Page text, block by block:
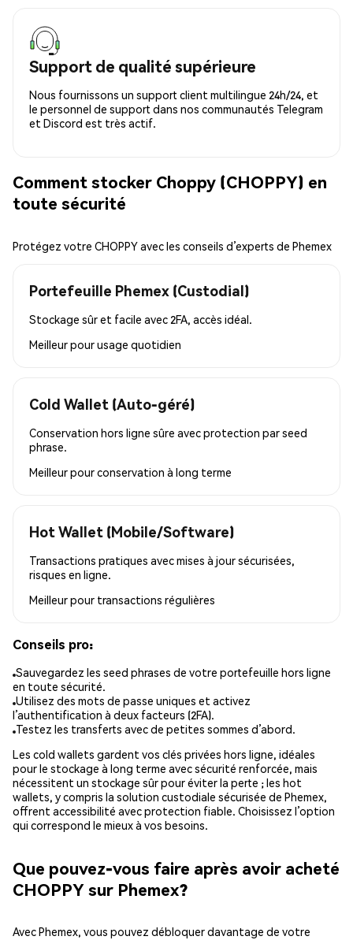
Support de qualité supérieure
Nous fournissons un support client multilingue 24h/24, et
le personnel de support dans nos communautés Telegram
et Discord est très actif.
Comment stocker Choppy (CHOPPY) en
toute sécurité
Protégez votre CHOPPY avec les conseils d’experts de Phemex
Portefeuille Phemex (Custodial)
Stockage sûr et facile avec 2FA, accès idéal.
Meilleur pourusage quotidien
Cold Wallet (Auto-géré)
Conservation hors ligne sûre avec protection par seed
phrase.
Meilleur pourconservation à long terme
Hot Wallet (Mobile/Software)
Transactions pratiques avec mises à jour sécurisées,
risques en ligne.
Meilleur pour transactions régulières
Conseils pro:
Sauvegardez les seed phrases de votre portefeuille hors ligne
en toute sécurité.
Utilisez des mots de passe uniques et activez
l’authentification à deux facteurs (2FA).
Testez les transferts avec de petites sommes d’abord.
Les cold wallets gardent vos clés privées hors ligne, idéales
pour le stockage à long terme avec sécurité renforcée, mais
nécessitent un stockage sûr pour éviter la perte ; les hot
wallets, y compris la solution custodiale sécurisée de Phemex,
offrent accessibilité avec protection fiable. Choisissez l’option
qui correspond le mieux à vos besoins.
Que pouvez-vous faire après avoir acheté
CHOPPY sur Phemex?
Avec Phemex, vous pouvez débloquer davantage de votre